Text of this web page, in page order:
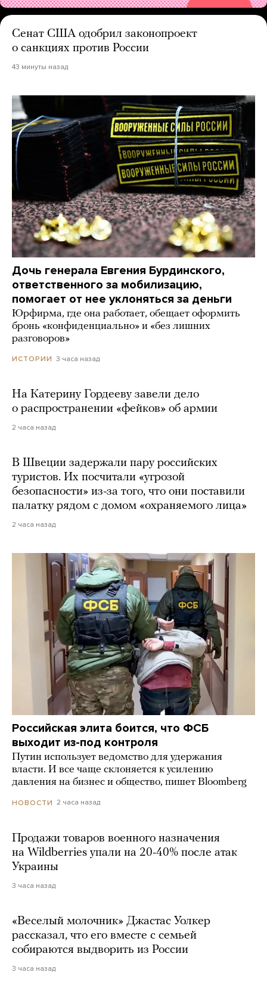
Сенат США одобрил законопроект
о санкциях против России
43 минуты назад
Дочь генерала Евгения Бурдинского,
ответственного за мобилизацию,
помогает от нее уклоняться за деньги
Юрфирма, где она работает, обещает оформить
бронь «конфиденциально» и «без лишних
разговоров»
ИСТОРИИ 3 часа назад
На Катерину Гордееву завели дело
о распространении «фейков» об армии
2 часа назад
В Швеции задержали пару российских
туристов. Их посчитали «угрозой
безопасности» из-за того, что они поставили
палатку рядом с домом «охраняемого лица»
2 часа назад
Российская элита боится, что ФСБ
выходит из-под контроля
Путин использует ведомство для удержания
власти. И все чаще склоняется к усилению
давления на бизнес и общество, пишет Bloomberg
НОВОСТИ 2 часа назад
Продажи товаров военного назначения
на Wildberries упали на 20-40% после атак
Украины
3 часа назад
«Веселый молочник» Джастас Уолкер
рассказал, что его вместе с семьей
собираются выдворить из России
3 часа назад